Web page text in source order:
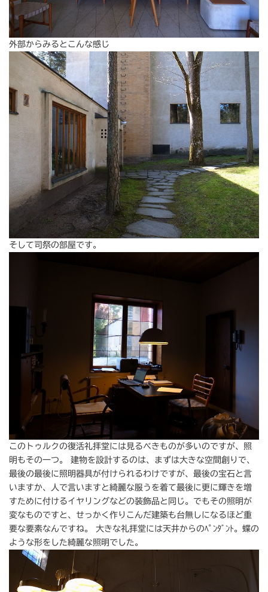
外部からみるとこんな感じ
そして司祭の部屋です。
このトゥルクの復活礼拝堂には見るべきものが多いのですが、照
明もその一つ。 建物を設計するのは、まずは大きな空間創りで、
最後の最後に照明器具が付けられるわけですが、最後の宝石と言
いますか、人で言いますと綺麗な服うを着て最後に更に輝きを増
すために付けるイヤリングなどの装飾品と同じ。でもその照明が
変なものですと、せっかく作りこんだ建築も台無しになるほど重
要な要素なんですね。 大きな礼拝堂には天井からのﾍﾟﾝﾀﾞﾝﾄ。蝶の
ような形をした綺麗な照明でした。